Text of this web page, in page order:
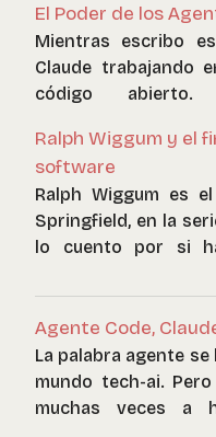
realmente hace
maestría
herramientas, la
riesgos de seguridad
El Poder de los
Mientras escribo
Claude trabajando
código
otro está
Y sí, hay un
estructurar y
Ralph Wiggum y el
software
Ralph Wiggum es
Springfield, en la
lo cuento por si
durante los últimos
televidor
Agente Code,
La palabra agente
mundo tech-ai.
muchas veces a